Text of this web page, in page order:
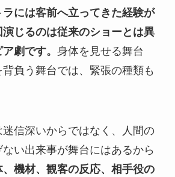
ラには客前へ立ってきた経験が
じるのは従来のショーとは異
劇です。 身体を見せる舞台
負う舞台では、緊張の種類も
信深いからではなく、人間の
い出来事が舞台にはあるから
機材、観客の反応、相手役の